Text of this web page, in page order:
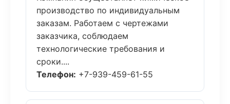
производство по индивидуальным
заказам. Работаем с чертежами
заказчика, соблюдаем
технологические требования и
сроки....
Телефон: +7-939-459-61-55